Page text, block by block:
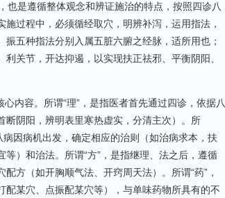
是遵循整体观念和辨证施治的特点，按照四诊八
过程中，必须循经取穴，明辨补泻，运用指法，
五种指法分别入属五脏六腑之经脉，适所用也；
关节，开达抑遏，以实现扶正祛邪、平衡阴阳、
内容。所谓“理”，是指医者首先通过四诊，依据八
断阴阳，辨明表里寒热虚实，分清主次）。所
因病机出发，确定相应的治则（如治病求本，扶
）和治法。所谓“方”，是指继理、法之后，遵循
方（如开胸顺气法、开窍周天法）。所谓“药”，
配某穴、点振配某穴等），与单味药物所具有的不